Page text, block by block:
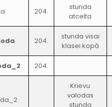
204.
stunda
atcelta
204.
stunda visai
klasei kopā
204.
Krievu
valodas
stunda